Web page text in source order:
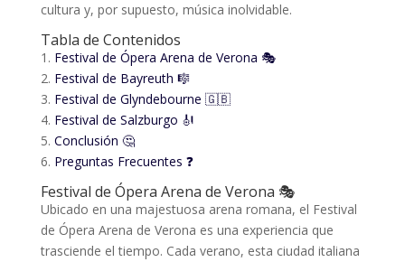
cultura y, por supuesto, música inolvidable.
Tabla de Contenidos
1. Festival de Ópera Arena de Verona 🎭
2. Festival de Bayreuth 🎼
3. Festival de Glyndebourne 🇬🇧
4. Festival de Salzburgo 🎻
5. Conclusión 🤔
6. Preguntas Frecuentes ❓
Festival de Ópera Arena de Verona 🎭
Ubicado en una majestuosa arena romana, el Festival
de Ópera Arena de Verona es una experiencia que
trasciende el tiempo. Cada verano, esta ciudad italiana